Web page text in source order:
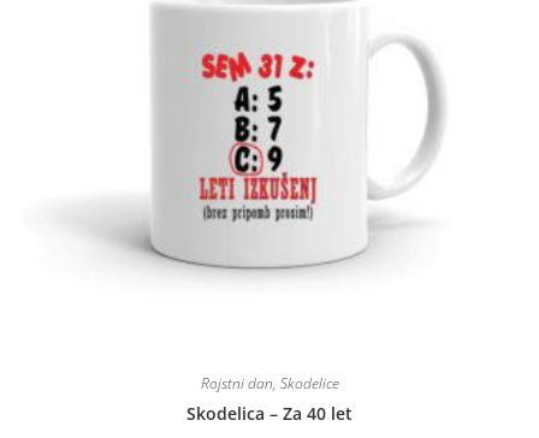
Rojstni dan, Skodelice
Skodelica – Za 40 let